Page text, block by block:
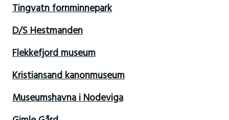
Tingvatn fornminnepark
D/S Hestmanden
Flekkefjord museum
Kristiansand kanonmuseum
Museumshavna i Nodeviga